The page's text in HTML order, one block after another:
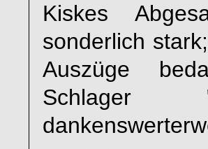
Kiskes
sonderlich
Auszüge
Schlager